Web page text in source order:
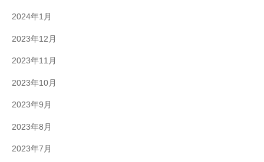
2024年1月
2023年12月
2023年11月
2023年10月
2023年9月
2023年8月
2023年7月